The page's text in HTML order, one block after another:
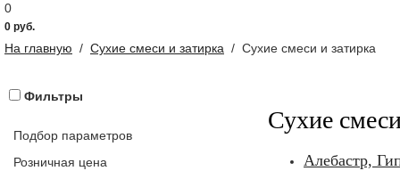
0
0 руб.
На главную / Сухие смеси и затирка / Сухие смеси и затирка
Фильтры
Подбор параметров
Розничная цена
Сухие
Алебастр,